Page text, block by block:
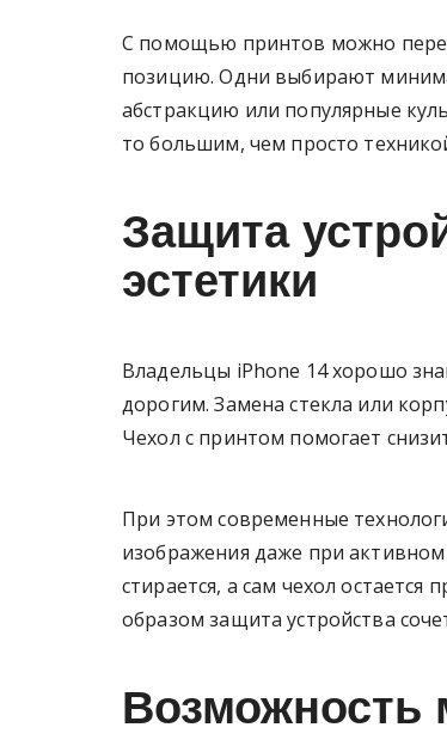
С помощью принтов можно
позицию. Одни выбирают
абстракцию или популярные
то большим, чем просто
Защита
эстетики
Владельцы iPhone 14 хорошо
дорогим. Замена стекла или
Чехол с принтом помогает
При этом современные
изображения даже при
стирается, а сам чехол
образом защита устройства
Возможность